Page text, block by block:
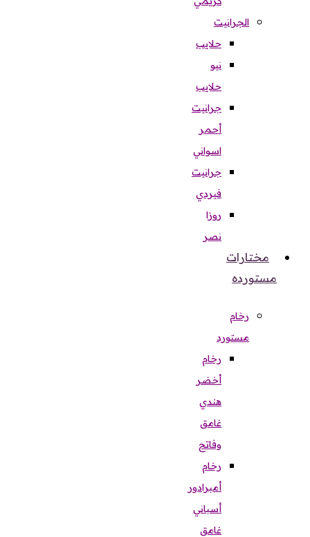
الجرانيت
حلايب
نيو
حلايب
جرانيت
أحمر
اسواني
جرانيت
فيردي
روزا
نصر
مختارات
مستورده
رخام
مستورد
رخام
أخضر
هندي
غامق
وفاتح
رخام
أمبرادور
أسباني
غامق